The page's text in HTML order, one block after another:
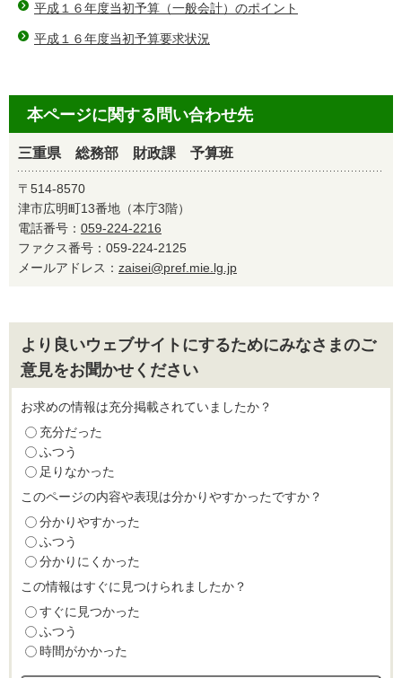
平成１６年度当初予算（一般会計）のポイント
平成１６年度当初予算要求状況
本ページに関する問い合わせ先
三重県 総務部 財政課 予算班
〒514-8570
津市広明町13番地（本庁3階）
電話番号： 059-224-2216
ファクス番号：059-224-2125
メールアドレス： zaisei@pref.mie.lg.jp
より良いウェブサイトにするためにみなさまのご
意見をお聞かせください
お求めの情報は充分掲載されていましたか？
充分だった
ふつう
足りなかった
このページの内容や表現は分かりやすかったですか？
分かりやすかった
ふつう
分かりにくかった
この情報はすぐに見つけられましたか？
すぐに見つかった
ふつう
時間がかかった